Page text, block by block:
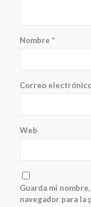
Nombre *
Correo
Web
Guarda mi
navegador para la